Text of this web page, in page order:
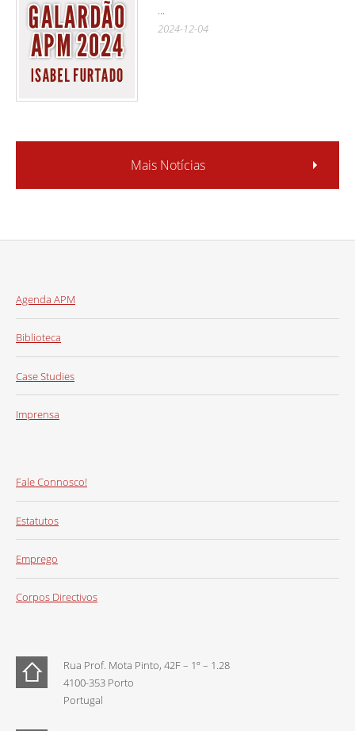
...
2024-12-04
Mais Notícias
Agenda APM
Biblioteca
Case Studies
Imprensa
Fale Connosco!
Estatutos
Emprego
Corpos Directivos
Rua Prof. Mota Pinto, 42F – 1º – 1.28
4100-353 Porto
Portugal